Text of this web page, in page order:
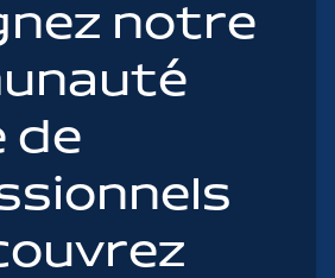
notre
de